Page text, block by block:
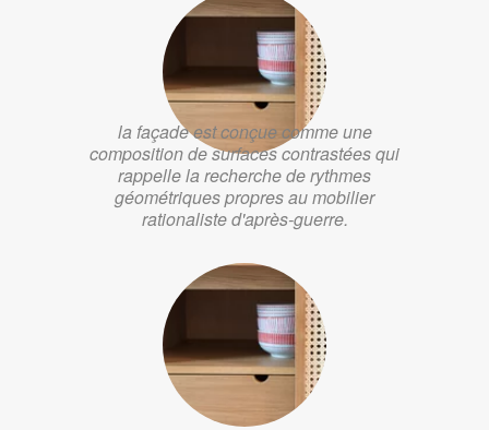
la façade est conçue comme une
composition de surfaces contrastées qui
rappelle la recherche de rythmes
géométriques propres au mobilier
rationaliste d'après-guerre.